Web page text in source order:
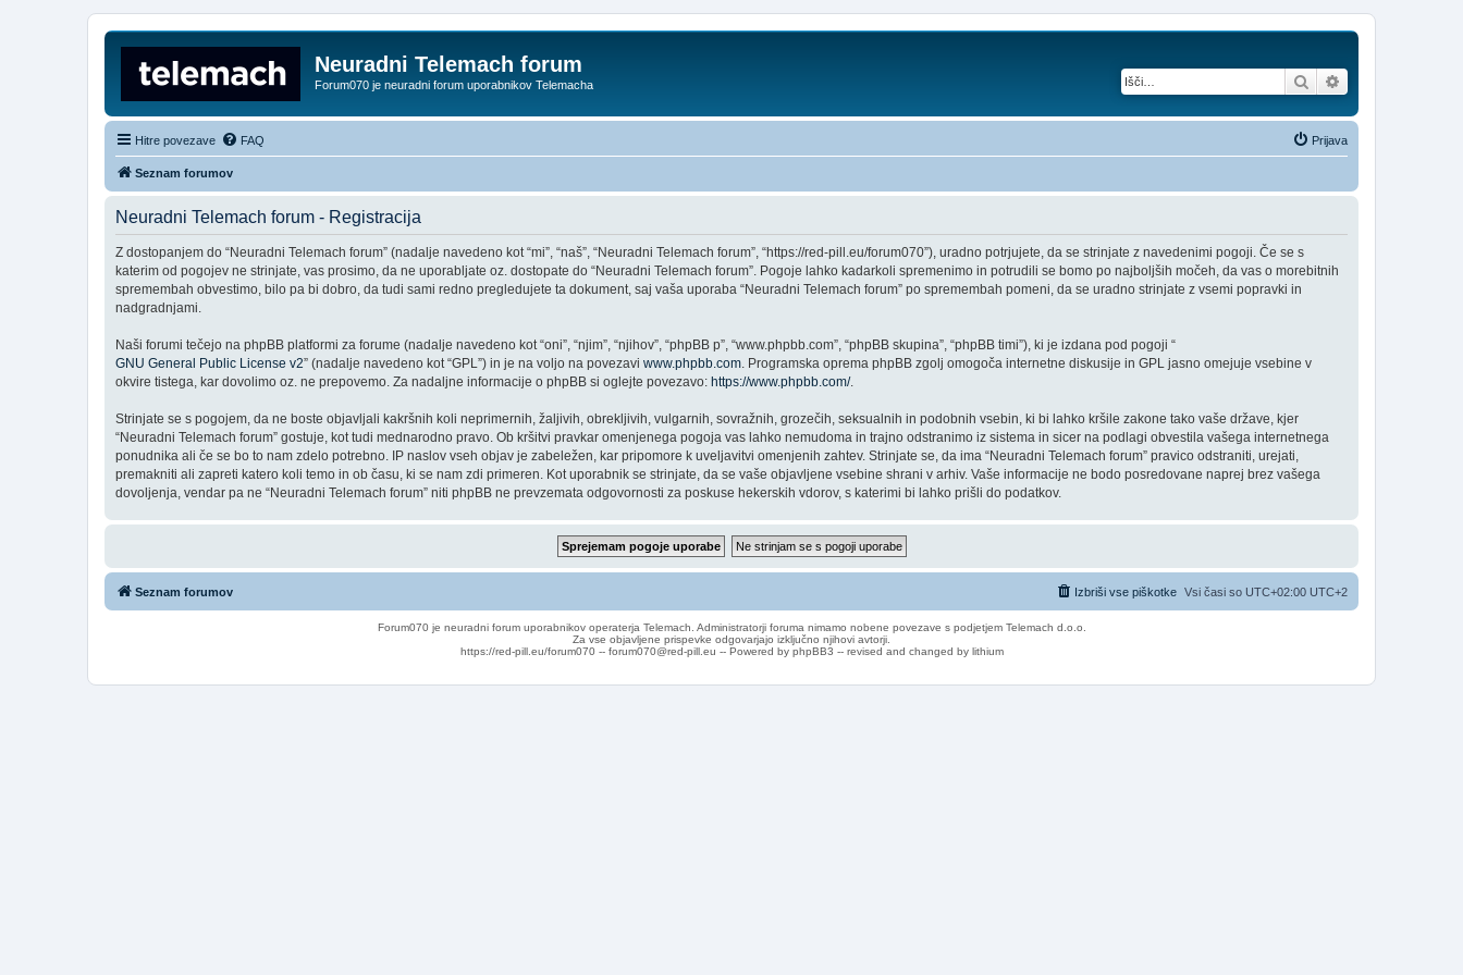
Neuradni Telemach forum
Forum070 je neuradni forum uporabnikov Telemacha Iskanje
Hitre povezave FAQ Prijava
Seznam forumov
Neuradni Telemach forum - Registracija
Z dostopanjem do “Neuradni Telemach forum” (nadalje navedeno kot “mi”, “naš”, “Neuradni Telemach forum”, “https://red-pill.eu/forum070”), uradno potrjujete, da se strinjate z navedenimi pogoji. Če se s
katerim od pogojev ne strinjate, vas prosimo, da ne uporabljate oz. dostopate do “Neuradni Telemach forum”. Pogoje lahko kadarkoli spremenimo in potrudili se bomo po najboljših močeh, da vas o morebitnih
spremembah obvestimo, bilo pa bi dobro, da tudi sami redno pregledujete ta dokument, saj vaša uporaba “Neuradni Telemach forum” po spremembah pomeni, da se uradno strinjate z vsemi popravki in
nadgradnjami.
Naši forumi tečejo na phpBB platformi za forume (nadalje navedeno kot “oni”, “njim”, “njihov”, “phpBB p”, “www.phpbb.com”, “phpBB skupina”, “phpBB timi”), ki je izdana pod pogoji “
GNU General Public License v2” (nadalje navedeno kot “GPL”) in je na voljo na povezavi www.phpbb.com . Programska oprema phpBB zgolj omogoča internetne diskusije in GPL jasno omejuje vsebine v
okvire tistega, kar dovolimo oz. ne prepovemo. Za nadaljne informacije o phpBB si oglejte povezavo: https://www.phpbb.com/.
Strinjate se s pogojem, da ne boste objavljali kakršnih koli neprimernih, žaljivih, obrekljivih, vulgarnih, sovražnih, grozečih, seksualnih in podobnih vsebin, ki bi lahko kršile zakone tako vaše države, kjer
“Neuradni Telemach forum” gostuje, kot tudi mednarodno pravo. Ob kršitvi pravkar omenjenega pogoja vas lahko nemudoma in trajno odstranimo iz sistema in sicer na podlagi obvestila vašega internetnega
ponudnika ali če se bo to nam zdelo potrebno. IP naslov vseh objav je zabeležen, kar pripomore k uveljavitvi omenjenih zahtev. Strinjate se, da ima “Neuradni Telemach forum” pravico odstraniti, urejati,
premakniti ali zapreti katero koli temo in ob času, ki se nam zdi primeren. Kot uporabnik se strinjate, da se vaše objavljene vsebine shrani v arhiv. Vaše informacije ne bodo posredovane naprej brez vašega
dovoljenja, vendar pa ne “Neuradni Telemach forum” niti phpBB ne prevzemata odgovornosti za poskuse hekerskih vdorov, s katerimi bi lahko prišli do podatkov.
Seznam forumov Vsi časi so UTC+02:00 UTC+2
Izbriši vse piškotke
Forum070 je neuradni forum uporabnikov operaterja Telemach. Administratorji foruma nimamo nobene povezave s podjetjem Telemach d.o.o.
Za vse objavljene prispevke odgovarjajo izključno njihovi avtorji.
https://red-pill.eu/forum070 -- forum070@red-pill.eu -- Powered by phpBB3 -- revised and changed by lithium